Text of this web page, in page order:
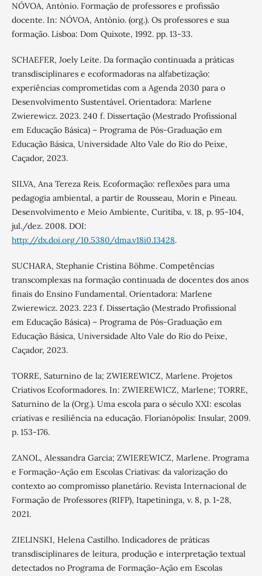
NÓVOA, Antònio. Formação de professores e profissão
docente. In: NÓVOA, Antònio. (org.). Os professores e sua
formação. Lisboa: Dom Quixote, 1992. pp. 13-33.
SCHAEFER, Joely Leite. Da formação continuada a práticas
transdisciplinares e ecoformadoras na alfabetização:
experiências comprometidas com a Agenda 2030 para o
Desenvolvimento Sustentável. Orientadora: Marlene
Zwierewicz. 2023. 240 f. Dissertação (Mestrado Profissional
em Educação Básica) – Programa de Pós-Graduação em
Educação Básica, Universidade Alto Vale do Rio do Peixe,
Caçador, 2023.
SILVA, Ana Tereza Reis. Ecoformação: reflexões para uma
pedagogia ambiental, a partir de Rousseau, Morin e Pineau.
Desenvolvimento e Meio Ambiente, Curitiba, v. 18, p. 95-104,
jul./dez. 2008. DOI:
http://dx.doi.org/10.5380/dma.v18i0.13428.
SUCHARA, Stephanie Cristina Böhme. Competências
transcomplexas na formação continuada de docentes dos anos
finais do Ensino Fundamental. Orientadora: Marlene
Zwierewicz. 2023. 223 f. Dissertação (Mestrado Profissional
em Educação Básica) – Programa de Pós-Graduação em
Educação Básica, Universidade Alto Vale do Rio do Peixe,
Caçador, 2023.
TORRE, Saturnino de la; ZWIEREWICZ, Marlene. Projetos
Criativos Ecoformadores. In: ZWIEREWICZ, Marlene; TORRE,
Saturnino de la (Org.). Uma escola para o século XXI: escolas
criativas e resiliência na educação. Florianópolis: Insular, 2009.
p. 153-176.
ZANOL, Alessandra Garcia; ZWIEREWICZ, Marlene. Programa
e Formação-Ação em Escolas Criativas: da valorização do
contexto ao compromisso planetário. Revista Internacional de
Formação de Professores (RIFP), Itapetininga, v. 8, p. 1-28,
2021.
ZIELINSKI, Helena Castilho. Indicadores de práticas
transdisciplinares de leitura, produção e interpretação textual
detectados no Programa de Formação-Ação em Escolas